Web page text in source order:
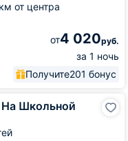
от центра
от4 020руб.
за 1 ночь
Получите201 бонус
На Школьной